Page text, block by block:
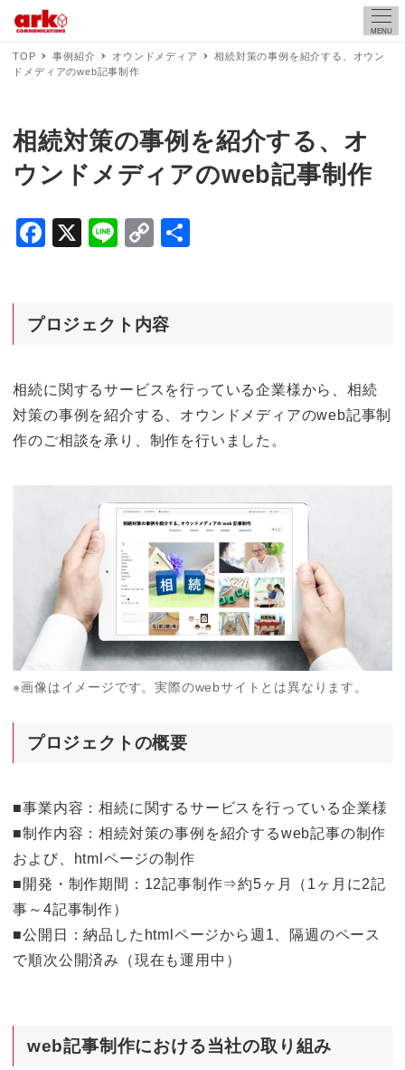
MENU
TOP 事例紹介 オウンドメディア
相続対策の事例を紹介する、オウン
ドメディアのweb記事制作
相続対策の事例を紹介する、オ
ウンドメディアのweb記事制作
F
e
o
o
k
X
Li
C
y
n
k
プロジェクト内容
相続に関するサービスを行っている企業様から、相続
対策の事例を紹介する、オウンドメディアのweb記事制
作のご相談を承り、制作を行いました。
※画像はイメージです。実際のwebサイトとは異なります。
プロジェクトの概要
■事業内容：相続に関するサービスを行っている企業様
■制作内容：相続対策の事例を紹介するweb記事の制作
および、htmlページの制作
■開発・制作期間：12記事制作⇒約5ヶ月（1ヶ月に2記
事～4記事制作）
■公開日：納品したhtmlページから週1、隔週のペース
で順次公開済み（現在も運用中）
web記事制作における当社の取り組み